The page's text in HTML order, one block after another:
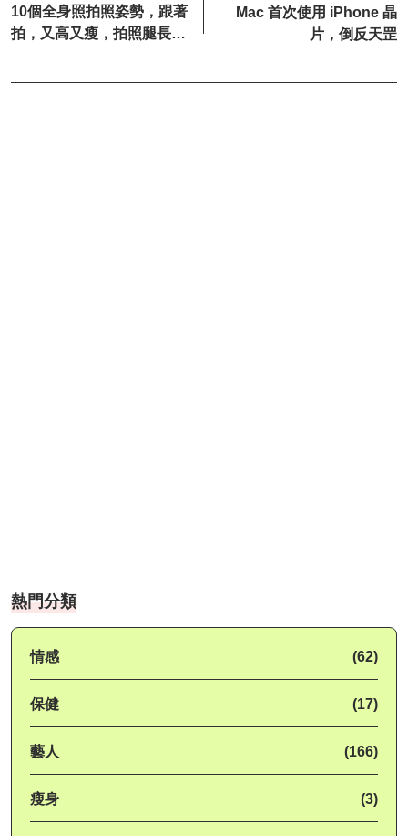
10個全身照拍照姿勢，跟著
拍，又高又瘦，拍照腿長、
Mac 首次使用 iPhone 晶
片，倒反天罡
熱門分類
情感 (62)
保健 (17)
藝人 (166)
瘦身 (3)